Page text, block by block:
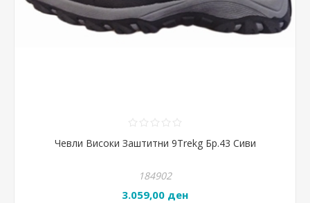
Чевли Високи Заштитни 9Trekg Бр.43 Сиви
184902
3.059,00 ден